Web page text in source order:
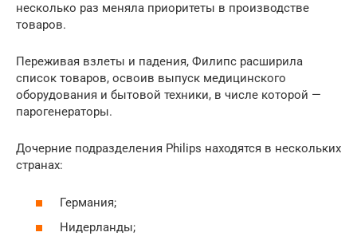
несколько раз меняла приоритеты в производстве
товаров.
Переживая взлеты и падения, Филипс расширила
список товаров, освоив выпуск медицинского
оборудования и бытовой техники, в числе которой —
парогенераторы.
Дочерние подразделения Philips находятся в нескольких
странах:
Германия;
Нидерланды;